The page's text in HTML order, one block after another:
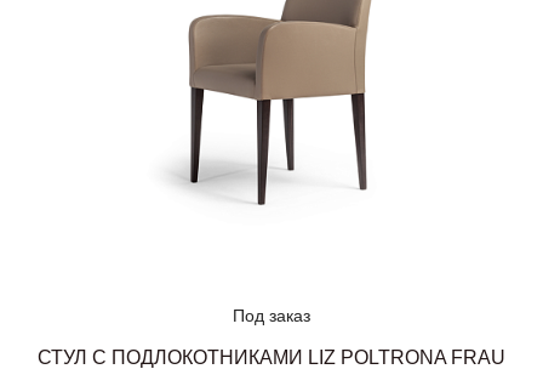
Под заказ
СТУЛ С ПОДЛОКОТНИКАМИ LIZ POLTRONA FRAU